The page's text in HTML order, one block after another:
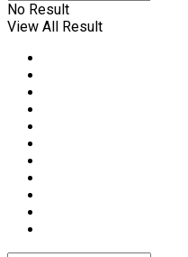
No Result
View All Result